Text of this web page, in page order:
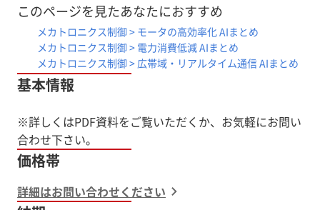
このページを見たあなたにおすすめ
メカトロニクス制御 > モータの高効率化 AIまとめ
メカトロニクス制御 > 電力消費低減 AIまとめ
メカトロニクス制御 > 広帯域・リアルタイム通信 AIまとめ
基本情報
※詳しくはPDF資料をご覧いただくか、お気軽にお問い
価格帯
詳細はお問い合わせください